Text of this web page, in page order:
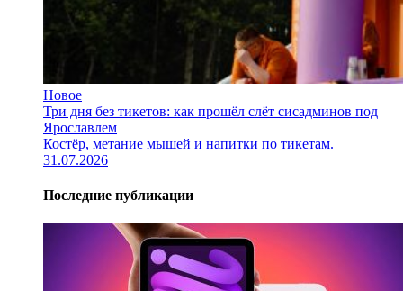
Новое
Три дня без тикетов: как прошёл слёт сисадминов под
Ярославлем
Костёр, метание мышей и напитки по тикетам.
31.07.2026
Последние публикации